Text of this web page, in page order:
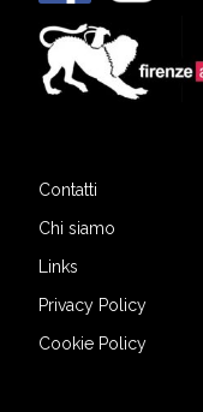
Contatti
Chi siamo
Links
Privacy Policy
Cookie Policy